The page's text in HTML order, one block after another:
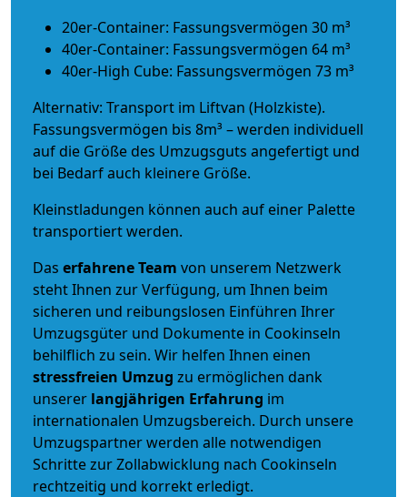
20er-Container: Fassungsvermögen 30 m³
40er-Container: Fassungsvermögen 64 m³
40er-High Cube: Fassungsvermögen 73 m³
Alternativ: Transport im Liftvan (Holzkiste).
Fassungsvermögen bis 8m³ – werden individuell
auf die Größe des Umzugsguts angefertigt und
bei Bedarf auch kleinere Größe.
Kleinstladungen können auch auf einer Palette
transportiert werden.
Das erfahrene Team von unserem Netzwerk
steht Ihnen zur Verfügung, um Ihnen beim
sicheren und reibungslosen Einführen Ihrer
Umzugsgüter und Dokumente in Cookinseln
behilflich zu sein. Wir helfen Ihnen einen
stressfreien Umzug zu ermöglichen dank
unserer langjährigen Erfahrung im
internationalen Umzugsbereich. Durch unsere
Umzugspartner werden alle notwendigen
Schritte zur Zollabwicklung nach Cookinseln
rechtzeitig und korrekt erledigt.